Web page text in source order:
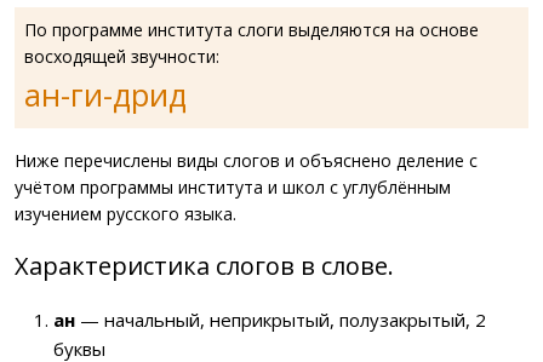
По программе института слоги выделяются на основе
восходящей звучности:
ан-ги-дрид
Ниже перечислены виды слогов и объяснено деление с
учётом программы института и школ с углублённым
изучением русского языка.
Характеристика слогов в слове.
ан — начальный, неприкрытый, полузакрытый, 2
буквы